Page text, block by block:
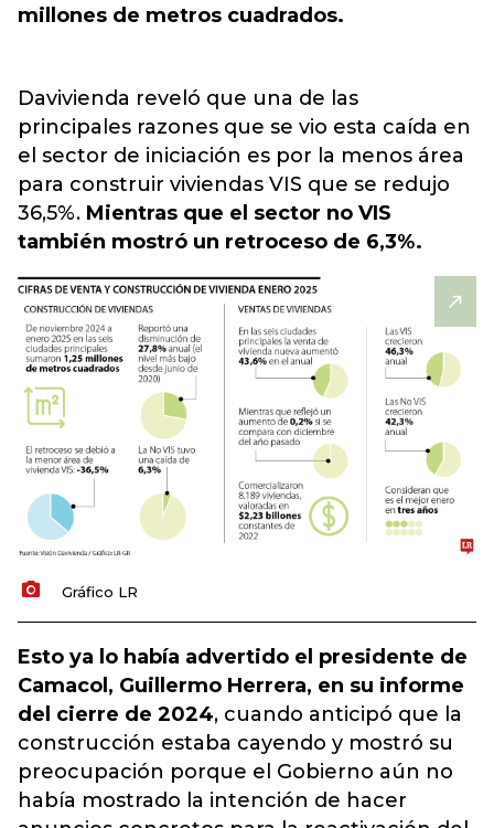
millones de metros cuadrados.
Davivienda reveló que una de las
principales razones que se vio esta caída en
el sector de iniciación es por la menos área
para construir viviendas VIS que se redujo
36,5%. Mientras que el sector no VIS
también mostró un retroceso de 6,3%.
Gráfico LR
Esto ya lo había advertido el presidente de
Camacol, Guillermo Herrera, en su informe
del cierre de 2024, cuando anticipó que la
construcción estaba cayendo y mostró su
preocupación porque el Gobierno aún no
había mostrado la intención de hacer